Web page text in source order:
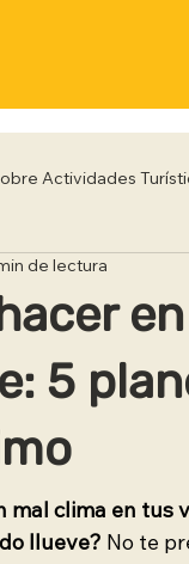
Actividades
Entre Rios
Este Río de
Ushuaia
5
de lectura
mal clima en tus
llueve? No te